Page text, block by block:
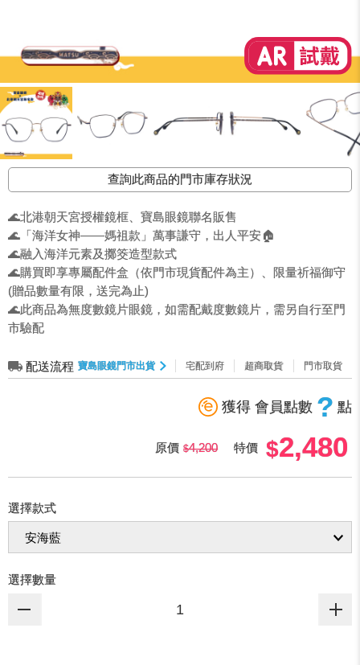
查詢此商品的門市庫存狀況
🌊北港朝天宮授權鏡框、寶島眼鏡聯名販售
🌊「海洋女神——媽祖款」萬事謙守，出人平安🏠
🌊融入海洋元素及擲筊造型款式
🌊購買即享專屬配件盒（依門市現貨配件為主）、限量祈福御守
(贈品數量有限，送完為止)
🌊此商品為無度數鏡片眼鏡，如需配戴度數鏡片，需另自行至門
市驗配
配送流程 寶島眼鏡門市出貨 宅配到府 超商取貨 門市取貨
獲得 會員點數 ? 點
原價 4,200 特價 2,480
選擇款式
選擇數量